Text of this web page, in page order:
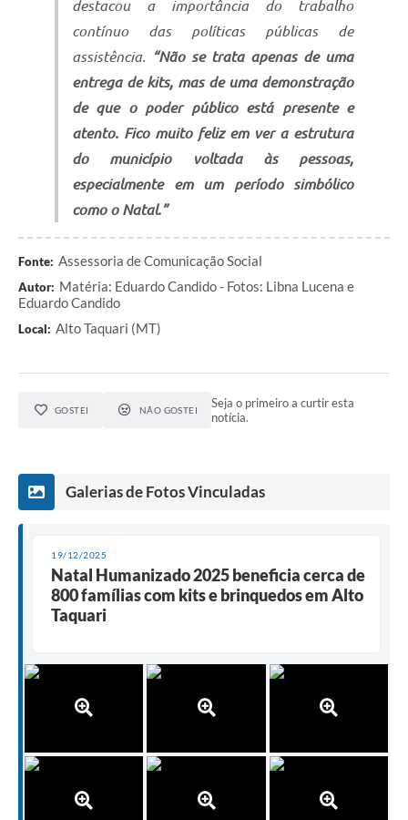
destacou a importância do trabalho
contínuo das políticas públicas de
assistência.
“Não se trata apenas de uma
entrega de kits, mas de uma demonstração
de que o poder público está presente e
atento. Fico muito feliz em ver a estrutura
do município voltada às pessoas,
especialmente em um período simbólico
como o Natal.”
Fonte: Assessoria de Comunicação Social
Autor: Matéria: Eduardo Candido - Fotos: Libna Lucena e
Eduardo Candido
Local: Alto Taquari (MT)
GOSTEI NÃO GOSTEI
Seja o primeiro a curtir esta
notícia.
Galerias de Fotos Vinculadas
19/12/2025
Natal Humanizado 2025 beneficia cerca de
800 famílias com kits e brinquedos em Alto
Taquari